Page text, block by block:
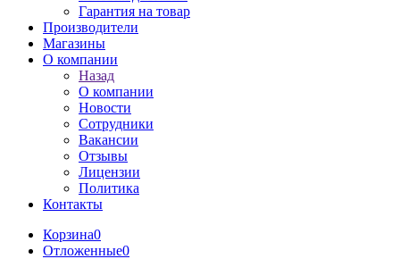
Гарантия на товар
Производители
Магазины
О компании
Назад
О компании
Новости
Сотрудники
Вакансии
Отзывы
Лицензии
Политика
Контакты
Корзина0
Отложенные0